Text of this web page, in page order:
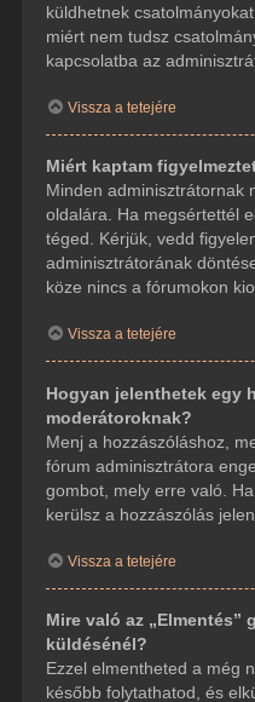
küldhetnek
miért nem tudsz
kapcsolatba az
Vissza a tetejére
Miért kaptam
Minden adminisztrátornak
oldalára. Ha megsértettél
téged. Kérjük, vedd
adminisztrátorának
köze nincs a fórumokon
Vissza a tetejére
Hogyan jelenthetek egy
moderátoroknak?
Menj a hozzászóláshoz,
fórum adminisztrátora
gombot, mely erre való.
kerülsz a hozzászólás
Vissza a tetejére
Mire való az „Elmentés”
küldésénél?
Ezzel elmentheted a még
később folytathatod, és